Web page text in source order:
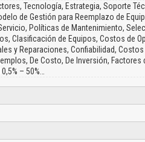
Tecnología, Estrategia, Soporte
de Gestión para Reemplazo de
Políticas de Mantenimiento,
Clasificación de Equipos, Costos de
y Reparaciones, Confiabilidad,
De Costo, De Inversión, Factores
– 50%…